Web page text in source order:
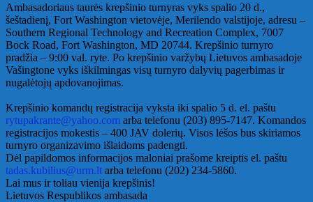
Ambasadoriaus taurės krepšinio turnyras vyks spalio 20 d.,
šeštadienį, Fort Washington vietovėje, Merilendo valstijoje, adresu –
Southern Regional Technology and Recreation Complex, 7007
Bock Road, Fort Washington, MD 20744. Krepšinio turnyro
pradžia – 9:00 val. ryte. Po krepšinio varžybų Lietuvos ambasadoje
Vašingtone vyks iškilmingas visų turnyro dalyvių pagerbimas ir
nugalėtojų apdovanojimas.
Krepšinio komandų registracija vyksta iki spalio 5 d. el. paštu
rytupakrante@yahoo.com arba telefonu (203) 895-7147. Komandos
registracijos mokestis – 400 JAV dolerių. Visos lėšos bus skiriamos
turnyro organizavimo išlaidoms padengti.
Dėl papildomos informacijos maloniai prašome kreiptis el. paštu
tadas.kubilius@urm.lt arba telefonu (202) 234-5860.
Lai mus ir toliau vienija krepšinis!
Lietuvos Respublikos ambasada